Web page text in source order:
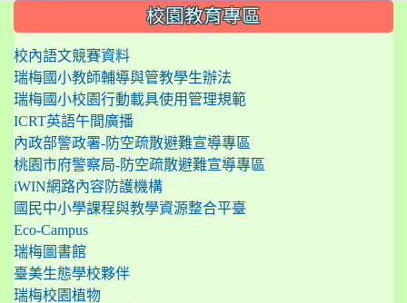
::: 校園教育專區
校內語文競賽資料
瑞梅國小教師輔導與管教學生辦法
瑞梅國小校園行動載具使用管理規範
ICRT英語午間廣播
內政部警政署-防空疏散避難宣導專區
桃園市府警察局-防空疏散避難宣導專區
iWIN網路內容防護機構
國民中小學課程與教學資源整合平臺
Eco-Campus
瑞梅圖書館
臺美生態學校夥伴
瑞梅校園植物